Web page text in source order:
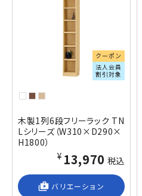
クーポン
法人会員
割引対象
木製1列6段フリーラック TN
Lシリーズ（W310×D290×
H1800）
¥13,970 税込
shop_2 バリエーション